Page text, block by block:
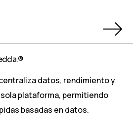
datos, rendimiento y
plataforma, permitiendo
basadas en datos.